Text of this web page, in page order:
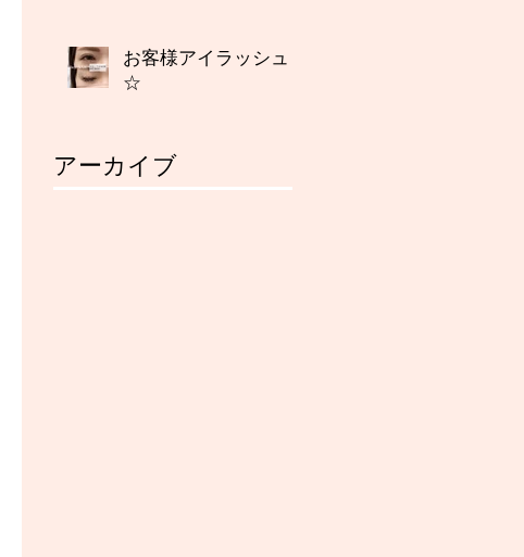
お客様アイラッシュ
☆
アーカイブ